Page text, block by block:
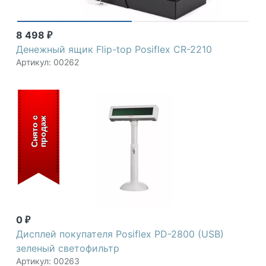
8 498 ₽
Денежный ящик Flip-top Posiflex CR-2210
Артикул: 00262
0 ₽
Дисплей покупателя Posiflex PD-2800 (USB)
зеленый светофильтр
Артикул: 00263
С
н
я
т
о
с
п
р
о
д
аж